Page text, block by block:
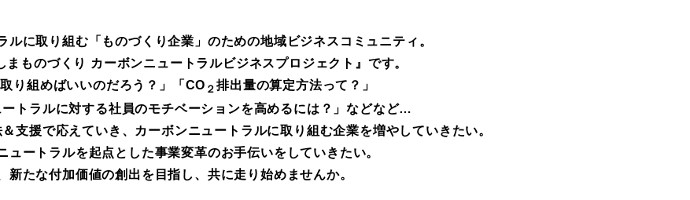
ルに取り組む「ものづくり企業」のための地域ビジネスコミュニティ。
まものづくり カーボンニュートラルビジネスプロジェクト』です。
取り組めばいいのだろう？」
「CO ２排出量の算定方法って？」
ートラルに対する社員のモチベーションを高めるには？」などなど…
支援で応えていき、カーボンニュートラルに取り組む企業を増やしていきたい。
ュートラルを起点とした事業変革のお手伝いをしていきたい。
新たな付加価値の創出を目指し、共に走り始めませんか。